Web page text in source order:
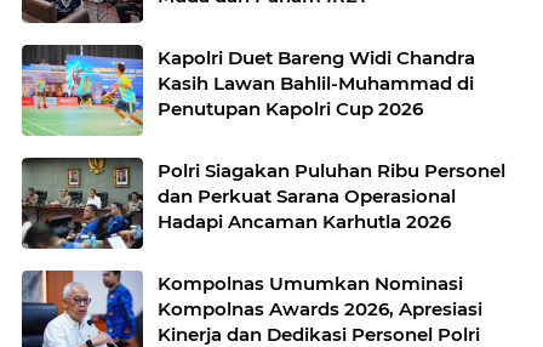
Kapolri Duet Bareng Widi Chandra
Kasih Lawan Bahlil-Muhammad di
Penutupan Kapolri Cup 2026
Polri Siagakan Puluhan Ribu Personel
dan Perkuat Sarana Operasional
Hadapi Ancaman Karhutla 2026
Kompolnas Umumkan Nominasi
Kompolnas Awards 2026, Apresiasi
Kinerja dan Dedikasi Personel Polri